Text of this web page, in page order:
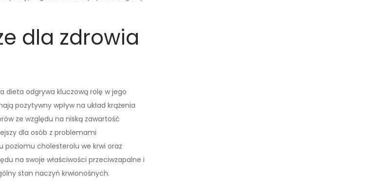
dla zdrowia
dieta odgrywa kluczową rolę w jego
pozytywny wpływ na układ krążenia
ze względu na niską zawartość
dla osób z problemami
poziomu cholesterolu we krwi oraz
na swoje właściwości przeciwzapalne i
stan naczyń krwionośnych.